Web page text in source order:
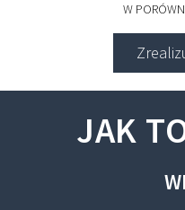
W
JAK